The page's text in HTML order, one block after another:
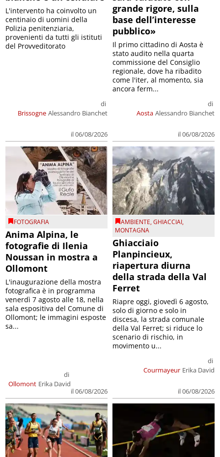
Brissogne
di
Alessandro Bianchet
il 06/08/2026
L'intervento ha coinvolto un
centinaio di uomini della
Polizia penitenziaria,
provenienti da tutti gli istituti
del Provveditorato
grande rigore, sulla
base dell’interesse
pubblico»
Aosta
di
Alessandro Bianchet
il 06/08/2026
Il primo cittadino di Aosta è
stato audito nella quarta
commissione del Consiglio
regionale, dove ha ribadito
come l'iter, al momento, sia
ancora ferm...
FOTOGRAFIA
Anima Alpina, le
fotografie di Ilenia
Noussan in mostra a
Ollomont
Ollomont
di
Erika David
il 06/08/2026
L'inaugurazione della mostra
fotografica è in programma
venerdì 7 agosto alle 18, nella
sala espositiva del Comune di
Ollomont; le immagini esposte
sa...
AMBIENTE,GHIACCIAI,
MONTAGNA
Ghiacciaio
Planpincieux,
riapertura diurna
della strada della Val
Ferret
Courmayeur
di
Erika David
il 06/08/2026
Riapre oggi, giovedì 6 agosto,
solo di giorno e solo in
discesa, la strada comunale
della Val Ferret; si riduce lo
scenario di rischio, in
movimento u...